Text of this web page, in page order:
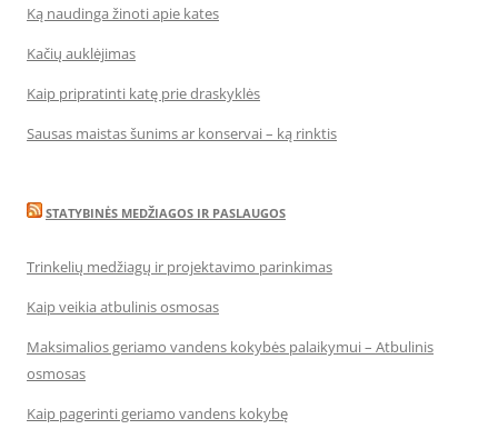
Ką naudinga žinoti apie kates
Kačių auklėjimas
Kaip pripratinti katę prie draskyklės
Sausas maistas šunims ar konservai – ką rinktis
STATYBINĖS MEDŽIAGOS IR PASLAUGOS
Trinkelių medžiagų ir projektavimo parinkimas
Kaip veikia atbulinis osmosas
Maksimalios geriamo vandens kokybės palaikymui – Atbulinis
osmosas
Kaip pagerinti geriamo vandens kokybę